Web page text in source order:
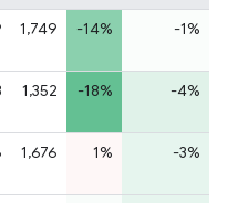
1,749 -14% -1%
1,352 -18% -4%
1,676 1% -3%